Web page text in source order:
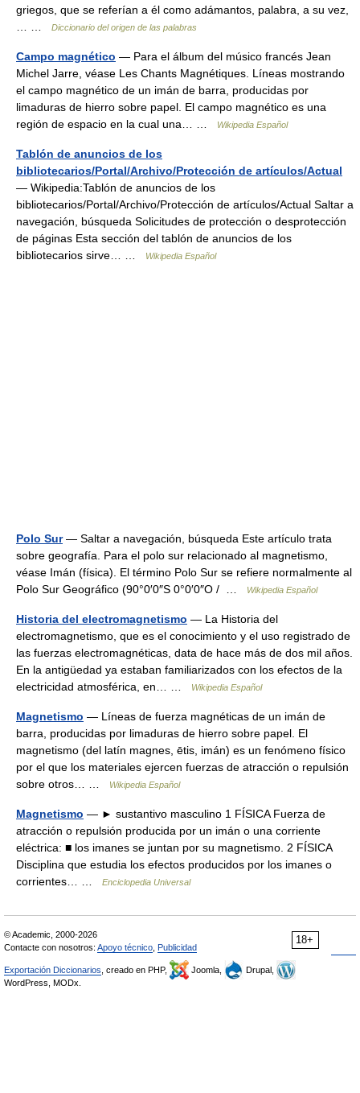
griegos, que se referían a él como adámantos, palabra, a su vez,
Diccionario del origen de las palabras
Campo magnético — Para el álbum del músico francés Jean
Michel Jarre, véase Les Chants Magnétiques. Líneas mostrando
el campo magnético de un imán de barra, producidas por
limaduras de hierro sobre papel. El campo magnético es una
región de espacio en la cual una… …
Wikipedia Español
Tablón de anuncios de los
bibliotecarios/Portal/Archivo/Protección de artículos/Actual
— Wikipedia:Tablón de anuncios de los
bibliotecarios/Portal/Archivo/Protección de artículos/Actual Saltar a
navegación, búsqueda Solicitudes de protección o desprotección
de páginas Esta sección del tablón de anuncios de los
bibliotecarios sirve… …
Wikipedia Español
Polo Sur— Saltar a navegación, búsqueda Este artículo trata
sobre geografía. Para el polo sur relacionado al magnetismo,
véase Imán (física). El término Polo Sur se refiere normalmente al
Polo Sur Geográfico (90°0′0″S 0°0′0″O / …
Wikipedia Español
Historia del electromagnetismo — La Historia del
electromagnetismo, que es el conocimiento y el uso registrado de
las fuerzas electromagnéticas, data de hace más de dos mil años.
En la antigüedad ya estaban familiarizados con los efectos de la
electricidad atmosférica, en… …
Wikipedia Español
Magnetismo — Líneas de fuerza magnéticas de un imán de
barra, producidas por limaduras de hierro sobre papel. El
magnetismo (del latín magnes, ētis, imán) es un fenómeno físico
por el que los materiales ejercen fuerzas de atracción o repulsión
sobre otros… …
Wikipedia Español
Magnetismo — ► sustantivo masculino 1 FÍSICA Fuerza de
atracción o repulsión producida por un imán o una corriente
eléctrica: ■ los imanes se juntan por su magnetismo. 2 FÍSICA
Disciplina que estudia los efectos producidos por los imanes o
corrientes… …
Enciclopedia Universal
18+
© Academic, 2000-2026
Contacte con nosotros: Apoyo técnico Publicidad
Exportación Diccionarios , creado en PHP, Joomla,
Drupal,
WordPress, MODx.